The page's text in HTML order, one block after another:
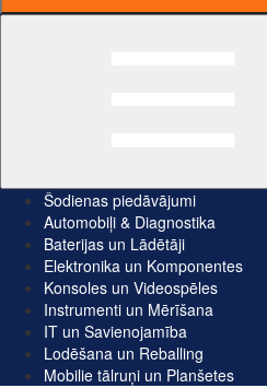
Šodienas piedāvājumi
Automobiļi & Diagnostika
Baterijas un Lādētāji
Elektronika un Komponentes
Konsoles un Videospēles
Instrumenti un Mērīšana
IT un Savienojamība
Lodēšana un Reballing
Mobilie tālruņi un Planšetes